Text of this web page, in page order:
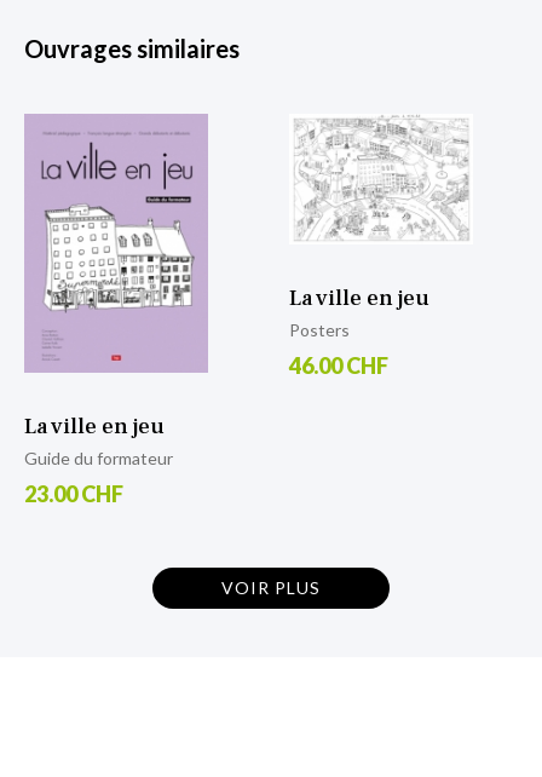
Ouvrages similaires
La ville en jeu
Guide du formateur
23.00 CHF
La ville en jeu
Posters
46.00 CHF
VOIR PLUS